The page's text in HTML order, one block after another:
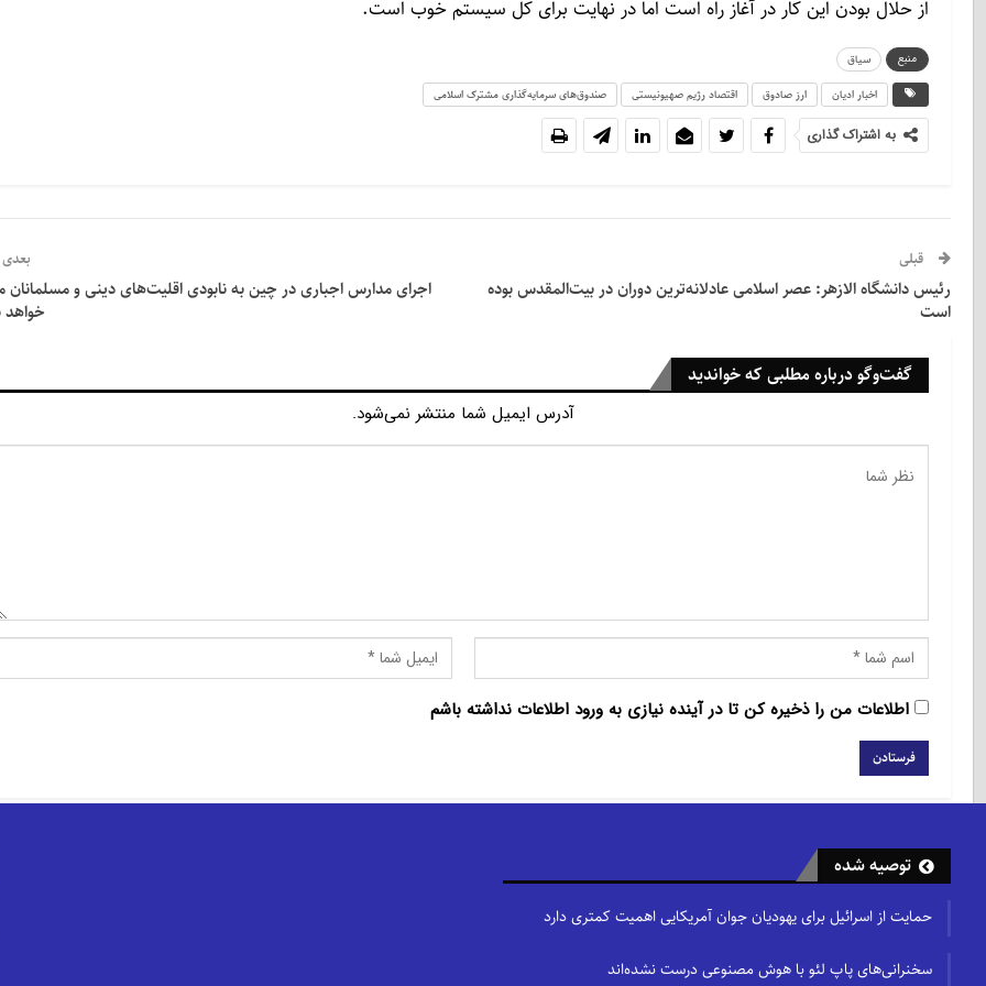
از حلال بودن این کار در آغاز راه است اما در نهایت برای کل سیستم خوب است.
منبع
سیاق
اخبار ادیان
ارز صادوق اقتصاد رژیم صهیونیستی صندوق‌های سرمایه‌گذاری مشترک اسلامی
به اشتراک گذاری
قبلی
رئیس دانشگاه الازهر: عصر اسلامی عادلانه‌ترین دوران در بیت‌المقدس بوده
است
بعدی
اجرای مدارس اجباری در چین به نابودی اقلیت‌های دینی و مسلمانان
گفت‌وگو درباره مطلبی که خواندید
آدرس ایمیل شما منتشر نمی‌شود.
اطلاعات من را ذخیره کن تا در آینده نیازی به ورود اطلاعات نداشته باشم
توصیه شده
حمایت از اسرائیل برای یهودیان جوان آمریکایی اهمیت کمتری دارد
سخنرانی‌های پاپ لئو با هوش مصنوعی درست نشده‌اند